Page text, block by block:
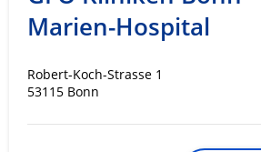
Marien-Hospital
Robert-Koch-Strasse 1
53115 Bonn